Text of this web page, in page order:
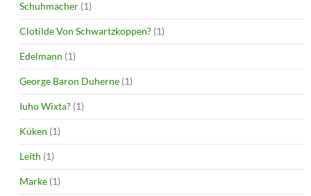
Schuhmacher (1)
Clotilde Von Schwartzkoppen? (1)
Edelmann (1)
George Baron Duherne (1)
Iuho Wixta? (1)
Küken (1)
Leith (1)
Marke (1)